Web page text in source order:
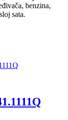
benzina,
sata.